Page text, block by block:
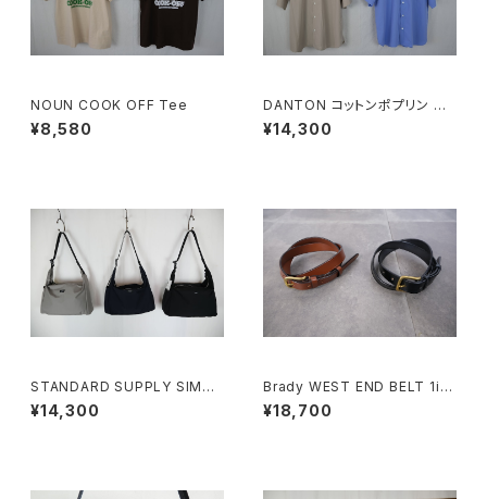
NOUN COOK OFF Tee
¥8,580
DANTON コットンポプリン 半
袖ワークシャツ SOLID MEN
¥14,300
STANDARD SUPPLY SIMPL
ICITY TRIANGLE SHOULDE
R トライアングルショルダー
¥14,300
Brady WEST END BELT 1in-
GOLD
¥18,700